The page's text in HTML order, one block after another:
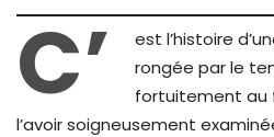
C’
est l’histoire
rongée par le
fortuitement au
l’avoir soigneusement